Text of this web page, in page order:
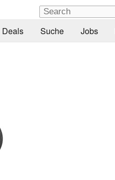
Deals Suche Jobs